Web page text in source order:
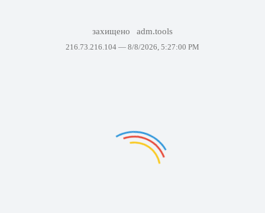
захищено adm.tools
216.73.216.104 — 8/8/2026, 5:27:00 PM